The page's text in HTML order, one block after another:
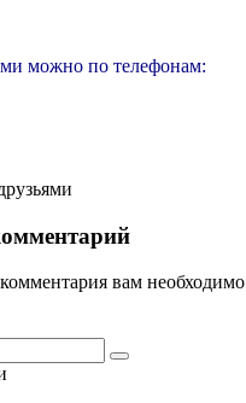
можно по телефонам:
вам необходимо